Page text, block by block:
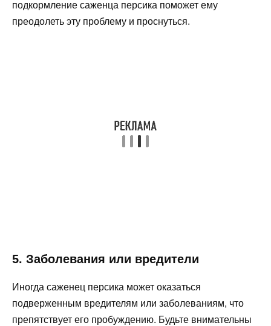
подкормление саженца персика поможет ему
преодолеть эту проблему и проснуться.
5. Заболевания или вредители
Иногда саженец персика может оказаться
подверженным вредителям или заболеваниям, что
препятствует его пробуждению. Будьте внимательны